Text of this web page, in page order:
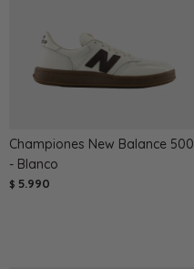
Championes New Balance 500
- Blanco
$ 5.990